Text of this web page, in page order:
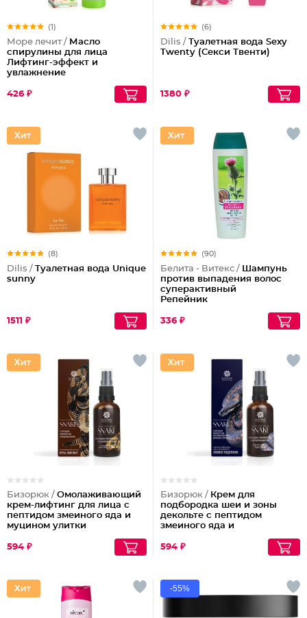
(1)
Море лечит / Масло
спирулины для лица
Лифтинг-эффект и
увлажнение
426 ₽
(6)
Dilis / Туалетная вода Sexy
Twenty (Секси Твенти)
1380 ₽
(8)
Dilis / Туалетная вода Unique
sunny
1511 ₽
(90)
Белита - Витекс / Шампунь
против выпадения волос
суперактивный
Репейник
336 ₽
Бизорюк / Омолаживающий
крем-лифтинг для лица с
пептидом змеиного яда и
муцином улитки
594 ₽
Бизорюк / Крем для
подбородка шеи и зоны
декольте с пептидом
змеиного яда и
594 ₽
-55%